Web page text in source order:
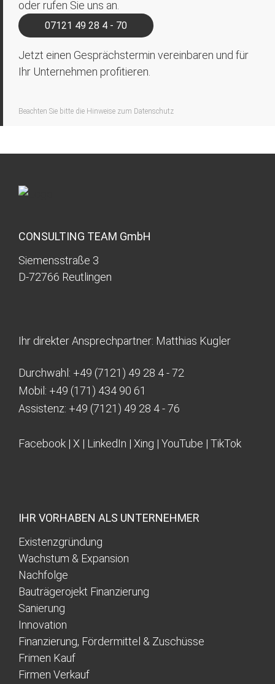
oder rufen Sie uns an.
07121 49 28 4 - 70
Jetzt einen Gesprächstermin vereinbaren und für
Ihr Unternehmen profitieren.
Beachten Sie bitte die Hinweise zum Datenschutz
CONSULTING TEAM GmbH
Siemensstraße 3
D-72766 Reutlingen
Ihr direkter Ansprechpartner: Matthias Kugler
Durchwahl: +49 (7121) 49 28 4 - 72
Mobil: +49 (171) 434 90 61
Assistenz: +49 (7121) 49 28 4 - 76
Facebook | X | LinkedIn | Xing | YouTube | TikTok
IHR VORHABEN ALS UNTERNEHMER
Existenzgründung
Wachstum & Expansion
Nachfolge
Bauträgerojekt Finanzierung
Sanierung
Innovation
Finanzierung, Fördermittel & Zuschüsse
Frimen Kauf
Firmen Verkauf